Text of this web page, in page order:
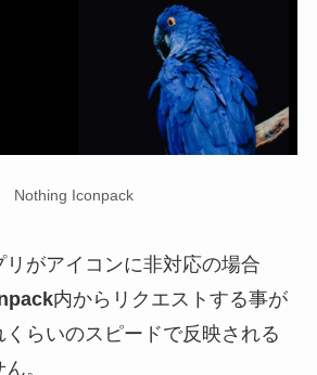
Nothing Iconpack
がアイコンに非対応の場合
内からリクエストする事が
らいのスピードで反映される
。